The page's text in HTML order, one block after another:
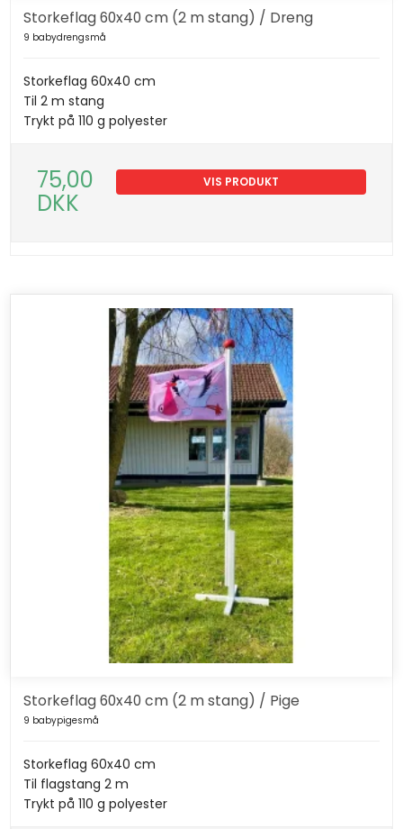
Storkeflag 60x40 cm (2 m stang) / Dreng
9 babydrengsmå
Storkeflag 60x40 cm
Til 2 m stang
Trykt på 110 g polyester
75,00
DKK
VIS PRODUKT
Storkeflag 60x40 cm (2 m stang) / Pige
9 babypigesmå
Storkeflag 60x40 cm
Til flagstang 2 m
Trykt på 110 g polyester